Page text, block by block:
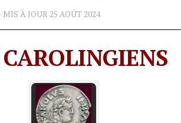
MIS À JOUR 25 AOÛT 2024
CAROLINGIENS